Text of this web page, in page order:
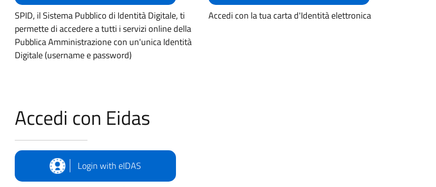
SPID, il Sistema Pubblico di Identità Digitale, ti
permette di accedere a tutti i servizi online della
Pubblica Amministrazione con un'unica Identità
Digitale (username e password)
Accedi con la tua carta d'Identità elettronica
Accedi con Eidas
Login with eIDAS